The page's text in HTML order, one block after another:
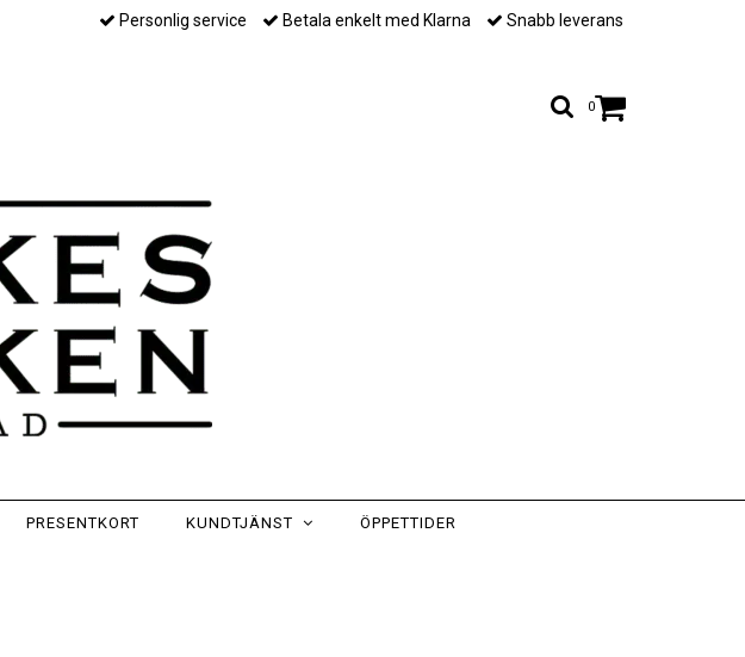
Personlig service Betala enkelt med Klarna Snabb leverans
0
PRESENTKORT KUNDTJÄNST ÖPPETTIDER